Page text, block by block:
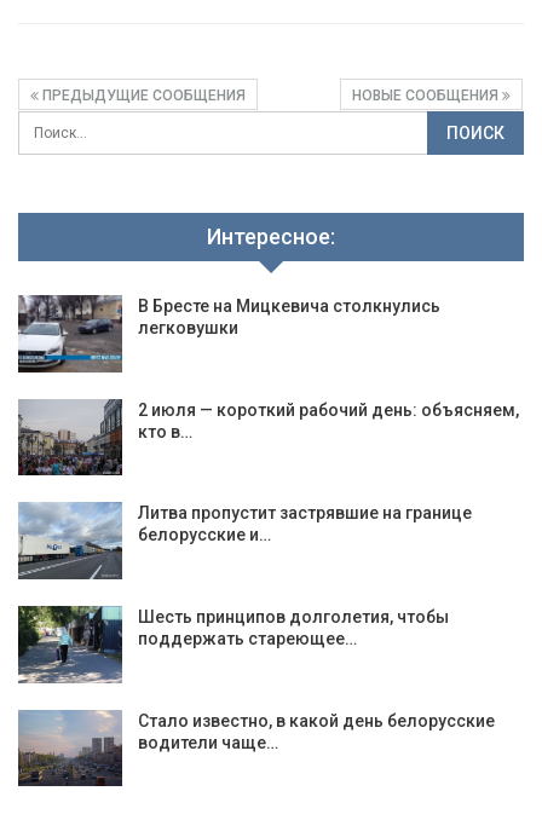
ПРЕДЫДУЩИЕ СООБЩЕНИЯ НОВЫЕ СООБЩЕНИЯ
Интересное:
В Бресте на Мицкевича столкнулись
легковушки
2 июля — короткий рабочий день: объясняем,
кто в…
Литва пропустит застрявшие на границе
белорусские и…
Шесть принципов долголетия, чтобы
поддержать стареющее…
Стало известно, в какой день белорусские
водители чаще…